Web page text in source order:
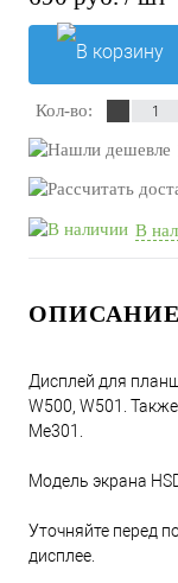
Кол-во:
В
ОПИСАНИЕ
Дисплей для
W500, W501. Также
Me301.
Модель экрана
Уточняйте перед
дисплее.